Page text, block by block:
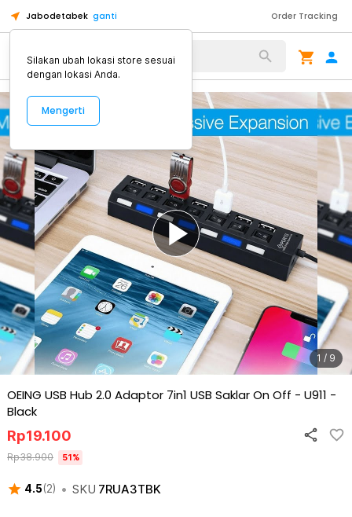
Jabodetabek ganti Order Tracking
Alat Kopi
1 / 9
OEING USB Hub 2.0 Adaptor 7in1 USB Saklar On Off - U911 -
Black
4.5(2) • SKU 7RUA3TBK
Rp19.100
Rp38.900 51%
Silakan ubah lokasi store sesuai
dengan lokasi Anda.
Mengerti